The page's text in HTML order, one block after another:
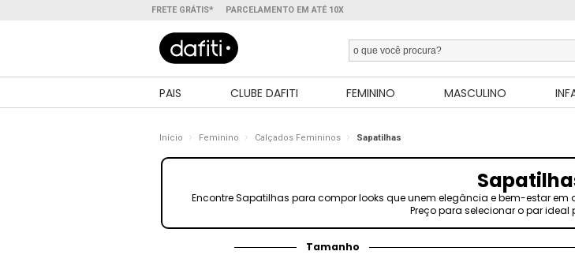
FRETE GRÁTIS* PARCELAMENTO EM ATÉ 10X
PAIS CLUBE DAFITI FEMININO MASCULINO
Início Feminino Calçados Femininos Sapatilhas
Encontre Sapatilhas para compor looks que unem elegância e bem-estar
Preço para selecionar o par ideal
Tamanho